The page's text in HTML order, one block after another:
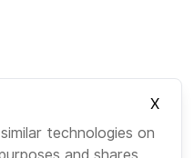
Sobre nosotros
X
technologies on